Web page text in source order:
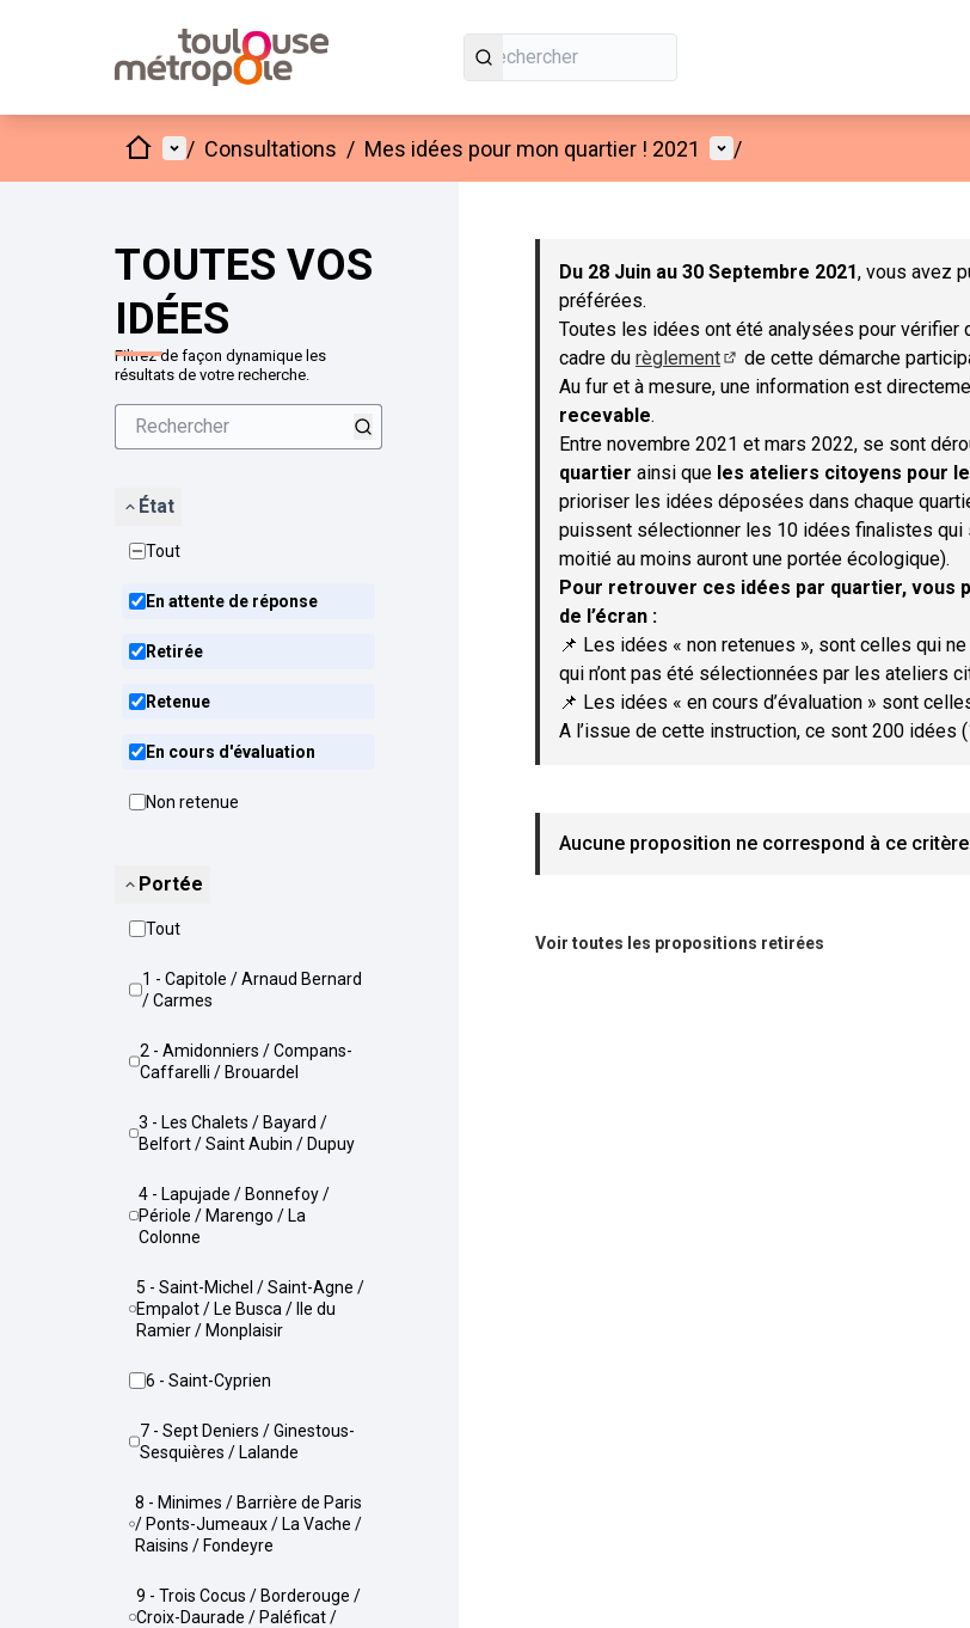
AccueilMenu principal
/ Consultations / Mes idées pour mon quartier ! 2021 Menu utilisateur
/
TOUTES VOS
IDÉES
Filtrez de façon dynamique les
résultats de votre recherche.
État
Tout
En attente de réponse
Retirée
Retenue
En cours d'évaluation
Non retenue
Portée
Tout
1 - Capitole / Arnaud Bernard
/ Carmes
2 - Amidonniers / Compans-
Caffarelli / Brouardel
3 - Les Chalets / Bayard /
Belfort / Saint Aubin / Dupuy
4 - Lapujade / Bonnefoy /
Périole / Marengo / La
Colonne
5 - Saint-Michel / Saint-Agne /
Empalot / Le Busca / Ile du
Ramier / Monplaisir
6 - Saint-Cyprien
7 - Sept Deniers / Ginestous-
Sesquières / Lalande
8 - Minimes / Barrière de Paris
/ Ponts-Jumeaux / La Vache /
Raisins / Fondeyre
9 - Trois Cocus / Borderouge /
Croix-Daurade / Paléficat /
Passer la carte
Du 28 Juin au 30 Septembre 2021, vous avez
préférées.
Toutes les idées ont été analysées pour
cadre du règlement
(S'ouvre dans un nouvel
de cette démarche
Au fur et à mesure, une information est
recevable.
Entre novembre 2021 et mars 2022, se sont
quartier ainsi que les ateliers citoyens pour
prioriser les idées déposées dans chaque
puissent sélectionner les 10 idées finalistes qui
moitié au moins auront une portée écologique).
Pour retrouver ces idées par quartier, vous
de l’écran :
📌 Les idées « non retenues », sont celles qui
qui n’ont pas été sélectionnées par les ateliers
📌 Les idées « en cours d’évaluation » sont
A l’issue de cette instruction, ce sont 200 idées
Aucune proposition ne correspond à ce
Voir toutes les propositions retirées